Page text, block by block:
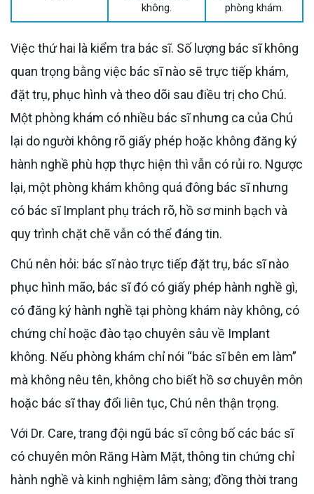
không.
phòng khám.
Việc thứ hai là kiểm tra bác sĩ. Số lượng bác sĩ không
quan trọng bằng việc bác sĩ nào sẽ trực tiếp khám,
đặt trụ, phục hình và theo dõi sau điều trị cho Chú.
Một phòng khám có nhiều bác sĩ nhưng ca của Chú
lại do người không rõ giấy phép hoặc không đăng ký
hành nghề phù hợp thực hiện thì vẫn có rủi ro. Ngược
lại, một phòng khám không quá đông bác sĩ nhưng
có bác sĩ Implant phụ trách rõ, hồ sơ minh bạch và
quy trình chặt chẽ vẫn có thể đáng tin.
Chú nên hỏi: bác sĩ nào trực tiếp đặt trụ, bác sĩ nào
phục hình mão, bác sĩ đó có giấy phép hành nghề gì,
có đăng ký hành nghề tại phòng khám này không, có
chứng chỉ hoặc đào tạo chuyên sâu về Implant
không. Nếu phòng khám chỉ nói “bác sĩ bên em làm”
mà không nêu tên, không cho biết hồ sơ chuyên môn
hoặc bác sĩ thay đổi liên tục, Chú nên thận trọng.
Với Dr. Care, trang đội ngũ bác sĩ công bố các bác sĩ
có chuyên môn Răng Hàm Mặt, thông tin chứng chỉ
hành nghề và kinh nghiệm lâm sàng; đồng thời trang